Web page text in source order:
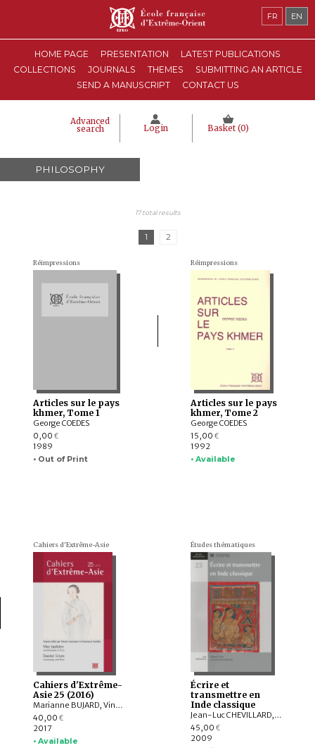
HOME PAGE PRESENTATION
LATEST PUBLICATIONS
COLLECTIONS
JOURNALS THEMES
SUBMITTING AN ARTICLE
SEND A MANUSCRIPT
CONTACT US
Advanced
search Login Basket (0)
FR EN
PHILOSOPHY
17 total results
1 2
Réimpressions
Articles sur le pays
khmer, Tome 1
George COEDES
0,00 €
1989
• Out of Print
Réimpressions
Articles sur le pays
khmer, Tome 2
George COEDES
15,00 €
1992
• Available
Cahiers d'Extrême-Asie
Cahiers d'Extrême-
Asie 25 (2016)
Marianne BUJARD, Vincent GOOSSAERT, Pierre MARSONE, LAI Chi Tim, Xun LIU , John LAGERWEY, Patrice FAVA, Paul R. KATZ, Kenneth DEAN, David A. PALMER, Elijah SIEGLER, YU Xin
40,00 €
2017
• Available
Études thématiques
Écrire et
transmettre en
Inde classique
Jean-Luc CHEVILLARD, Dominic GOODALL, Gérard COLAS, Gerdi GERSCHHEIMER, Nalini BALBIR, Gregory SCHOPEN, Phyllis GRANOFF, Cristina SCHERRER-SCHAUB, Monika HORSTMANN, Jan E. M. HOUBEN, Richard Salomon, Christophe VIELLE, Johannes BRONKHORST
45,00 €
2009